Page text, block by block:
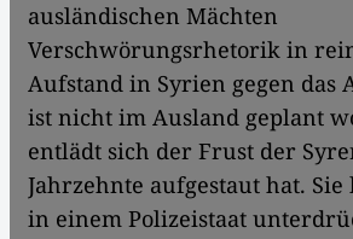
ausländischen Mächten
Verschwörungsrhetorik in
Aufstand in Syrien gegen das
ist nicht im Ausland geplant
entlädt sich der Frust der
Jahrzehnte aufgestaut hat. Sie
in einem Polizeistaat